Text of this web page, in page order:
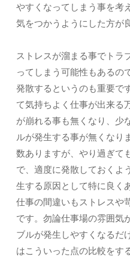
やすくなってしまう事を考
気をつかうようにした方が
ストレスが溜まる事でトラ
ってしまう可能性もあるの
発散するというのも重要で
て気持ちよく仕事が出来る
が崩れる事も無くなり、少
ルが発生する事が無くなり
数ありますが、やり過ぎて
で、適度に発散しておくよ
生する原因として特に良く
仕事の間違いもストレスや
です。勿論仕事場の雰囲気
ブルが発生しやすくなるだ
はこういった点の比較をす